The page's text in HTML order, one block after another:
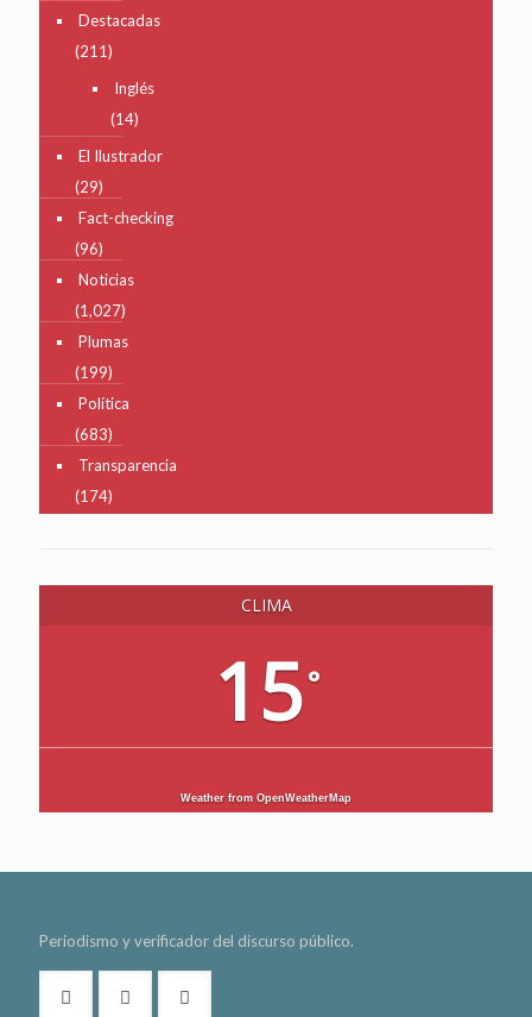
Destacadas
(211)
Inglés
(14)
El Ilustrador
(29)
Fact-checking
(96)
Noticias
(1,027)
Plumas
(199)
Política
(683)
Transparencia
(174)
CLIMA
15°
Weather from OpenWeatherMap
Periodismo y verificador del discurso público.